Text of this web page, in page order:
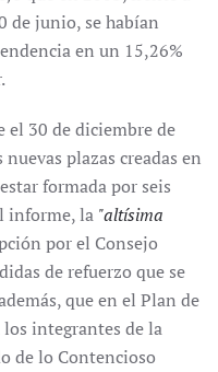
de junio, se habían
en un 15,26%
el 30 de diciembre de
plazas creadas en
formada por seis
informe, la "altísima
por el Consejo
de refuerzo que se
que en el Plan de
integrantes de la
de lo Contencioso